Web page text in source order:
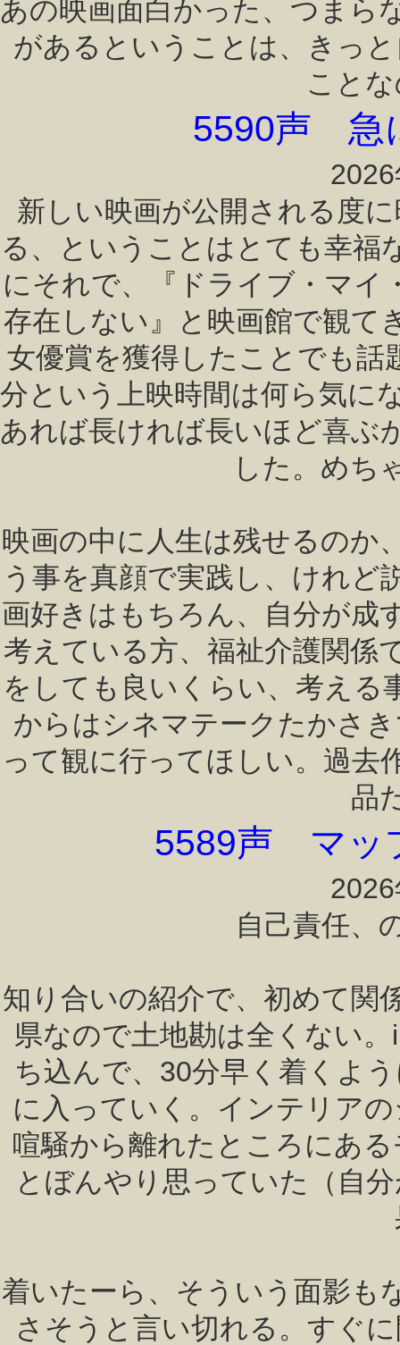
あの映画面白かった、つまら
があるということは、きっ
こと
5590声 急
新しい映画が公開される度
る、ということはとても幸福
にそれで、『ドライブ・マイ
存在しない』と映画館で観て
女優賞を獲得したことでも話
分という上映時間は何ら気に
あれば長ければ長いほど喜ぶ
した。めち
映画の中に人生は残せるのか
う事を真顔で実践し、けれど
画好きはもちろん、自分が成
考えている方、福祉介護関係
をしても良いくらい、考える
からはシネマテークたかさ
って観に行ってほしい。過去
品
5589声 マッ
自己責任、
知り合いの紹介で、初めて関
県なので土地勘は全くない
ち込んで、30分早く着くよ
に入っていく。インテリア
喧騒から離れたところにあ
とぼんやり思っていた（自
着いたーら、そういう面影も
さそうと言い切れる。すぐ